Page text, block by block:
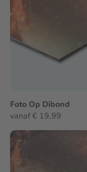
Foto Op Dibond
vanaf € 19,99